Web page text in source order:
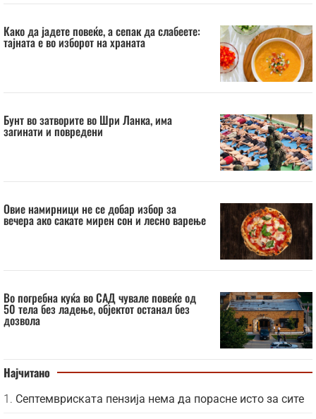
Како да јадете повеќе, а сепак да слабеете:
тајната е во изборот на храната
Бунт во затворите во Шри Ланка, има
загинати и повредени
Овие намирници не се добар избор за
вечера ако сакате мирен сон и лесно варење
Во погребна куќа во САД чувале повеќе од
50 тела без ладење, објектот останал без
дозвола
Најчитано
Септемвриската пензија нема да порасне исто за сите